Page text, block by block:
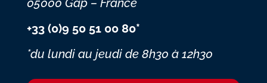
05000 Gap – France
+33 (0)9 50 51 00 80*
*du lundi au jeudi de 8h30 à 12h30